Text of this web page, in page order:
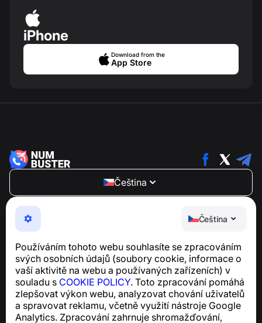
Čeština
Používáním tohoto webu souhlasíte se zpracováním
svých osobních údajů (soubory cookie, informace o
vaší aktivitě na webu a používaných zařízeních) v
souladu s COOKIE POLICY. Toto zpracování pomáhá
zlepšovat výkon webu, analyzovat chování uživatelů
a spravovat reklamu, včetně využití nástroje Google
Analytics. Zpracování zahrnuje shromažďování,
iPhone
Download from the
App Store
Čeština
NumBuster © 2013—2026 ·
Snadno použitelná aplikace, která vás chrání před
telefonními podvody, spamem a nevyžádanými
Pro dotazy týkající se souladu s GDPR:
support@numbuster.com
Centrum nápovědy
Zprávy a články